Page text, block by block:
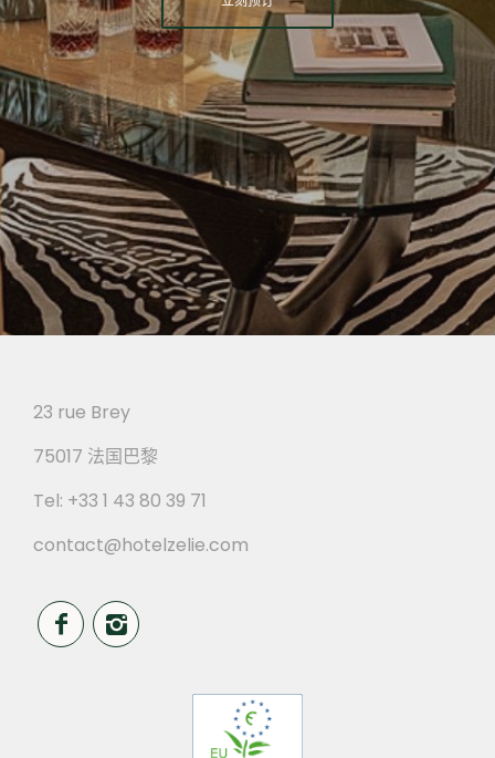
23 rue Brey
75017 法国巴黎
Tel: +33 1 43 80 39 71
contact@hotelzelie.com